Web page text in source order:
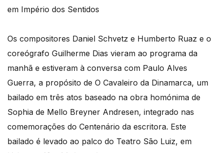
em Império dos Sentidos
Os compositores Daniel Schvetz e Humberto Ruaz e o
coreógrafo Guilherme Dias vieram ao programa da
manhã e estiveram à conversa com Paulo Alves
Guerra, a propósito de O Cavaleiro da Dinamarca, um
bailado em três atos baseado na obra homónima de
Sophia de Mello Breyner Andresen, integrado nas
comemorações do Centenário da escritora. Este
bailado é levado ao palco do Teatro São Luiz, em